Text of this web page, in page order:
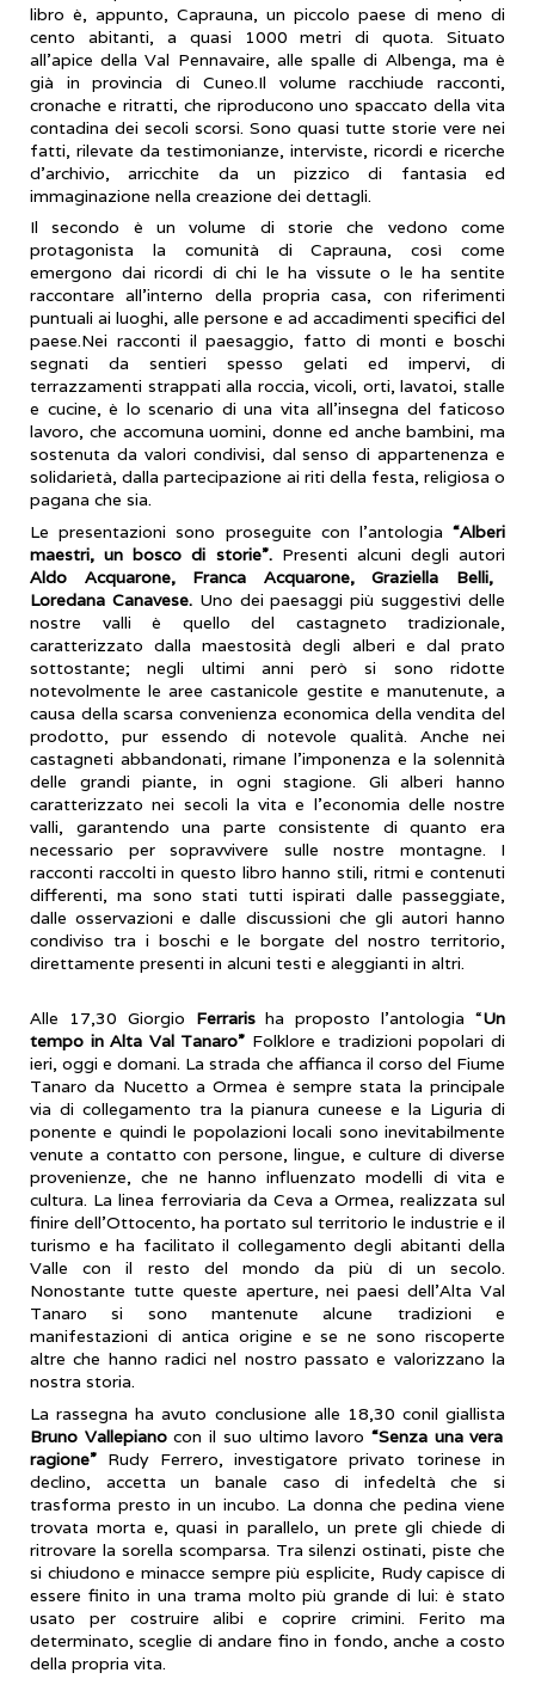
libro è, appunto, Caprauna, un piccolo paese di meno di
cento abitanti, a quasi 1000 metri di quota. Situato
all'apice della Val Pennavaire, alle spalle di Albenga, ma è
già in provincia di Cuneo.Il volume racchiude racconti,
cronache e ritratti, che riproducono uno spaccato della vita
contadina dei secoli scorsi. Sono quasi tutte storie vere nei
fatti, rilevate da testimonianze, interviste, ricordi e ricerche
d'archivio, arricchite da un pizzico di fantasia ed
immaginazione nella creazione dei dettagli.
Il secondo è un volume di storie che vedono come
protagonista la comunità di Caprauna, così come
emergono dai ricordi di chi le ha vissute o le ha sentite
raccontare all'interno della propria casa, con riferimenti
puntuali ai luoghi, alle persone e ad accadimenti specifici del
paese.Nei racconti il paesaggio, fatto di monti e boschi
segnati da sentieri spesso gelati ed impervi, di
terrazzamenti strappati alla roccia, vicoli, orti, lavatoi, stalle
e cucine, è lo scenario di una vita all'insegna del faticoso
lavoro, che accomuna uomini, donne ed anche bambini, ma
sostenuta da valori condivisi, dal senso di appartenenza e
solidarietà, dalla partecipazione ai riti della festa, religiosa o
pagana che sia.
Le presentazioni sono proseguite con l’antologia “Alberi
maestri, un bosco di storie”. Presenti alcuni degli autori
Aldo Acquarone, Franca Acquarone, Graziella Belli,
Loredana Canavese. Uno dei paesaggi più suggestivi delle
nostre valli è quello del castagneto tradizionale,
caratterizzato dalla maestosità degli alberi e dal prato
sottostante; negli ultimi anni però si sono ridotte
notevolmente le aree castanicole gestite e manutenute, a
causa della scarsa convenienza economica della vendita del
prodotto, pur essendo di notevole qualità. Anche nei
castagneti abbandonati, rimane l’imponenza e la solennità
delle grandi piante, in ogni stagione. Gli alberi hanno
caratterizzato nei secoli la vita e l’economia delle nostre
valli, garantendo una parte consistente di quanto era
necessario per sopravvivere sulle nostre montagne. I
racconti raccolti in questo libro hanno stili, ritmi e contenuti
differenti, ma sono stati tutti ispirati dalle passeggiate,
dalle osservazioni e dalle discussioni che gli autori hanno
condiviso tra i boschi e le borgate del nostro territorio,
direttamente presenti in alcuni testi e aleggianti in altri.
Alle 17,30 Giorgio Ferrarisha proposto l’antologia “Un
tempo in Alta Val Tanaro” Folklore e tradizioni popolari di
ieri, oggi e domani. La strada che affianca il corso del Fiume
Tanaro da Nucetto a Ormea è sempre stata la principale
via di collegamento tra la pianura cuneese e la Liguria di
ponente e quindi le popolazioni locali sono inevitabilmente
venute a contatto con persone, lingue, e culture di diverse
provenienze, che ne hanno influenzato modelli di vita e
cultura. La linea ferroviaria da Ceva a Ormea, realizzata sul
finire dell’Ottocento, ha portato sul territorio le industrie e il
turismo e ha facilitato il collegamento degli abitanti della
Valle con il resto del mondo da più di un secolo.
Nonostante tutte queste aperture, nei paesi dell’Alta Val
Tanaro si sono mantenute alcune tradizioni e
manifestazioni di antica origine e se ne sono riscoperte
altre che hanno radici nel nostro passato e valorizzano la
nostra storia.
La rassegna ha avuto conclusione alle 18,30 conil giallista
Bruno Vallepianocon il suo ultimo lavoro “Senza una vera
ragione” Rudy Ferrero, investigatore privato torinese in
declino, accetta un banale caso di infedeltà che si
trasforma presto in un incubo. La donna che pedina viene
trovata morta e, quasi in parallelo, un prete gli chiede di
ritrovare la sorella scomparsa. Tra silenzi ostinati, piste che
si chiudono e minacce sempre più esplicite, Rudy capisce di
essere finito in una trama molto più grande di lui: è stato
usato per costruire alibi e coprire crimini. Ferito ma
determinato, sceglie di andare fino in fondo, anche a costo
della propria vita.